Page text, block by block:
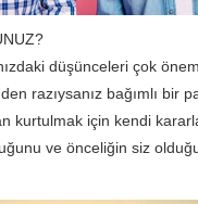
düşünceleri çok
razıysanız bağımlı bir
kurtulmak için kendi
ve önceliğin siz